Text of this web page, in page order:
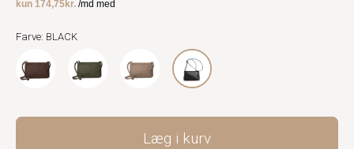
Farve: BLACK
Læg i kurv